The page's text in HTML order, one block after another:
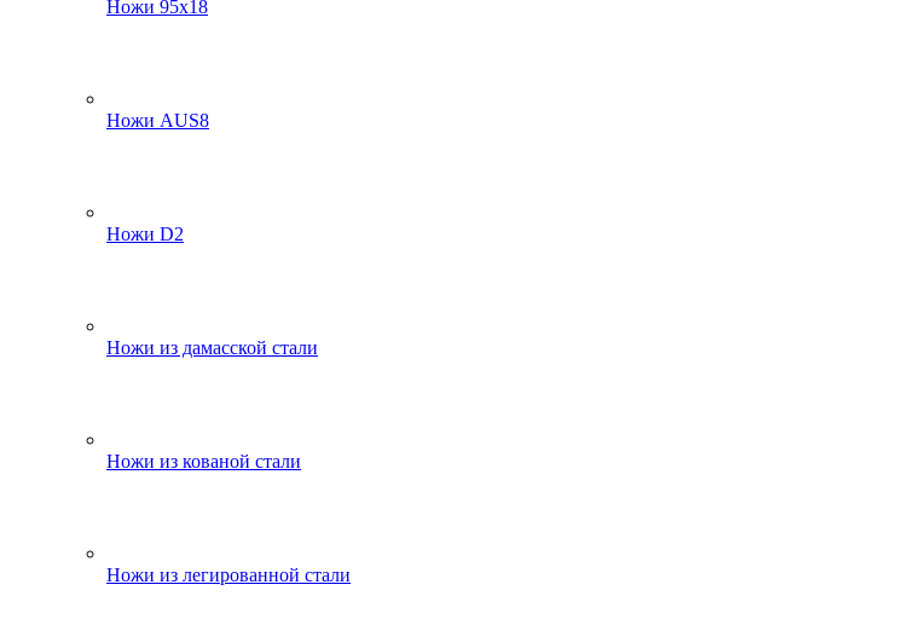
Ножи 95х18
Ножи AUS8
Ножи D2
Ножи из дамасской стали
Ножи из кованой стали
Ножи из легированной стали